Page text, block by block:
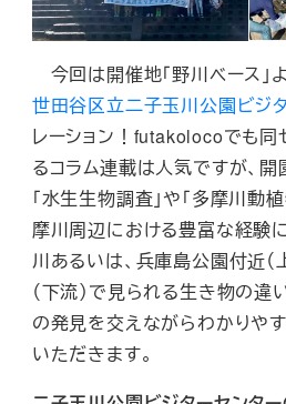
今回は開催地「野川ベース」
世田谷区立二子玉川公園ビジ
レーション！futakolocoでも同
るコラム連載は人気ですが、
「水生生物調査」や「多摩川動
摩川周辺における豊富な経験
川あるいは、兵庫島公園付近（
（下流）で見られる生き物の違
の発見を交えながらわかりや
いただきます。